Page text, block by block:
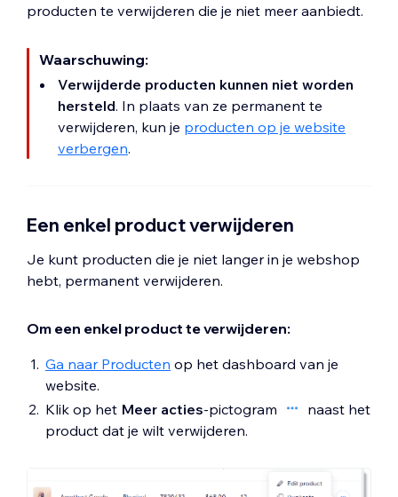
producten te verwijderen die je niet meer aanbiedt.
Waarschuwing:
Verwijderde producten kunnen niet worden
hersteld. In plaats van ze permanent te
verwijderen, kun je producten op je website
verbergen.
Een enkel product verwijderen
Je kunt producten die je niet langer in je webshop
hebt, permanent verwijderen.
Om een enkel product te verwijderen:
Ga naar Producten op het dashboard van je
website.
Klik op het Meer acties-pictogram
naast het
product dat je wilt verwijderen.